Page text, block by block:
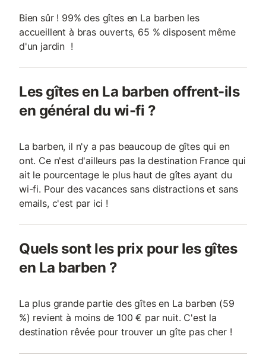
Bien sûr ! 99% des gîtes en La barben les
accueillent à bras ouverts, 65 % disposent même
d'un jardin !
Les gîtes en La barben offrent-ils
en général du wi-fi ?
La barben, il n'y a pas beaucoup de gîtes qui en
ont. Ce n'est d'ailleurs pas la destination France qui
ait le pourcentage le plus haut de gîtes ayant du
wi-fi. Pour des vacances sans distractions et sans
emails, c'est par ici !
Quels sont les prix pour les gîtes
en La barben ?
La plus grande partie des gîtes en La barben (59
%) revient à moins de 100 € par nuit. C'est la
destination rêvée pour trouver un gîte pas cher !